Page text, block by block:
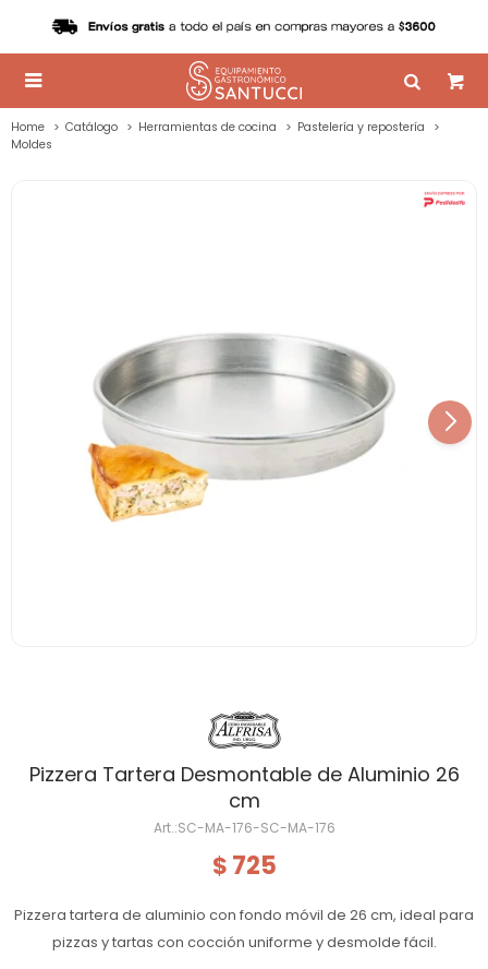

Home Catálogo Herramientas de cocina
Pastelería y repostería
Moldes
Pizzera Tartera Desmontable de Aluminio 26
cm
SC-MA-176-SC-MA-176
$ 725
Pizzera tartera de aluminio con fondo móvil de 26 cm, ideal para
pizzas y tartas con cocción uniforme y desmolde fácil.